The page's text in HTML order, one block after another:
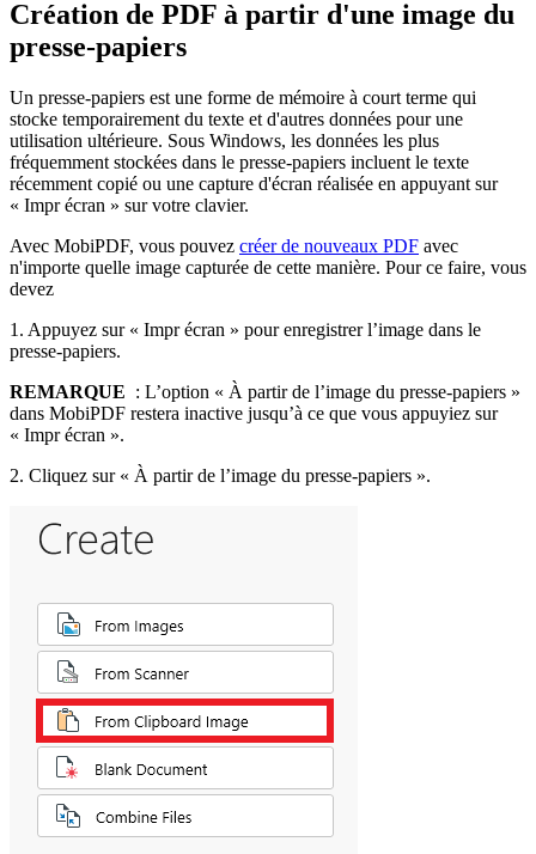
Création de PDF à partir d'une image du
presse-papiers
Un presse-papiers est une forme de mémoire à court terme qui
stocke temporairement du texte et d'autres données pour une
utilisation ultérieure. Sous Windows, les données les plus
fréquemment stockées dans le presse-papiers incluent le texte
récemment copié ou une capture d'écran réalisée en appuyant sur
« Impr écran » sur votre clavier.
Avec MobiPDF, vous pouvez créer de nouveaux PDF avec
n'importe quelle image capturée de cette manière. Pour ce faire, vous
devez
1. Appuyez sur « Impr écran » pour enregistrer l’image dans le
presse-papiers.
REMARQUE : L’option « À partir de l’image du presse-papiers »
dans MobiPDF restera inactive jusqu’à ce que vous appuyiez sur
« Impr écran ».
2. Cliquez sur « À partir de l’image du presse-papiers ».